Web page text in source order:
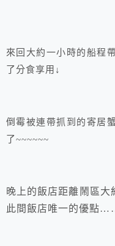
來回大約一小時的船程
了分食享用↓
倒霉被連帶抓到的寄居
了~~~~~~
晚上的飯店距離鬧區大
此間飯店唯一的優點